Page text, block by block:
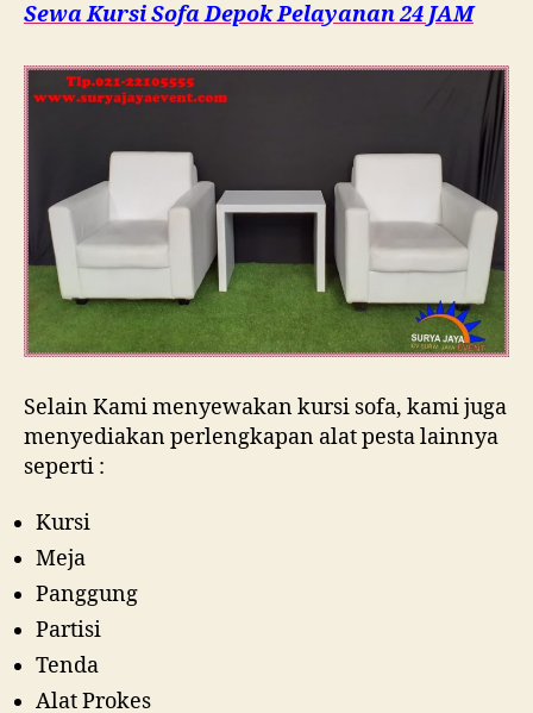
Sewa Kursi Sofa Depok Pelayanan 24 JAM
Selain Kami menyewakan kursi sofa, kami juga
menyediakan perlengkapan alat pesta lainnya
seperti :
Kursi
Meja
Panggung
Partisi
Tenda
Alat Prokes